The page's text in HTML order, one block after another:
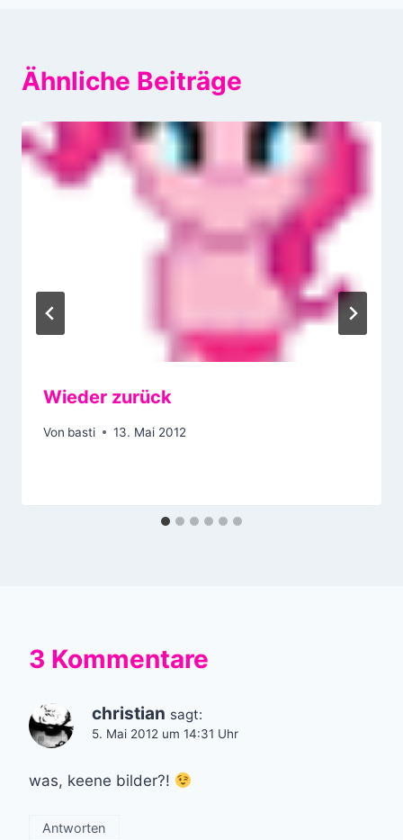
Ähnliche Beiträge
Wieder zurück
Von basti 13. Mai 2012
3 Kommentare
christian sagt:
5. Mai 2012 um 14:31 Uhr
was, keene bilder?!
Antworten